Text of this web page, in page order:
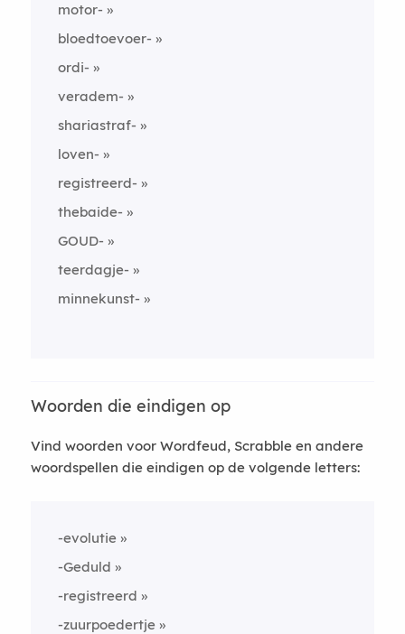
motor-
bloedtoevoer-
ordi-
veradem-
shariastraf-
loven-
registreerd-
thebaide-
GOUD-
teerdagje-
minnekunst-
Woorden die eindigen op
Vind woorden voor Wordfeud, Scrabble en andere
woordspellen die eindigen op de volgende letters:
-evolutie
-Geduld
-registreerd
-zuurpoedertje